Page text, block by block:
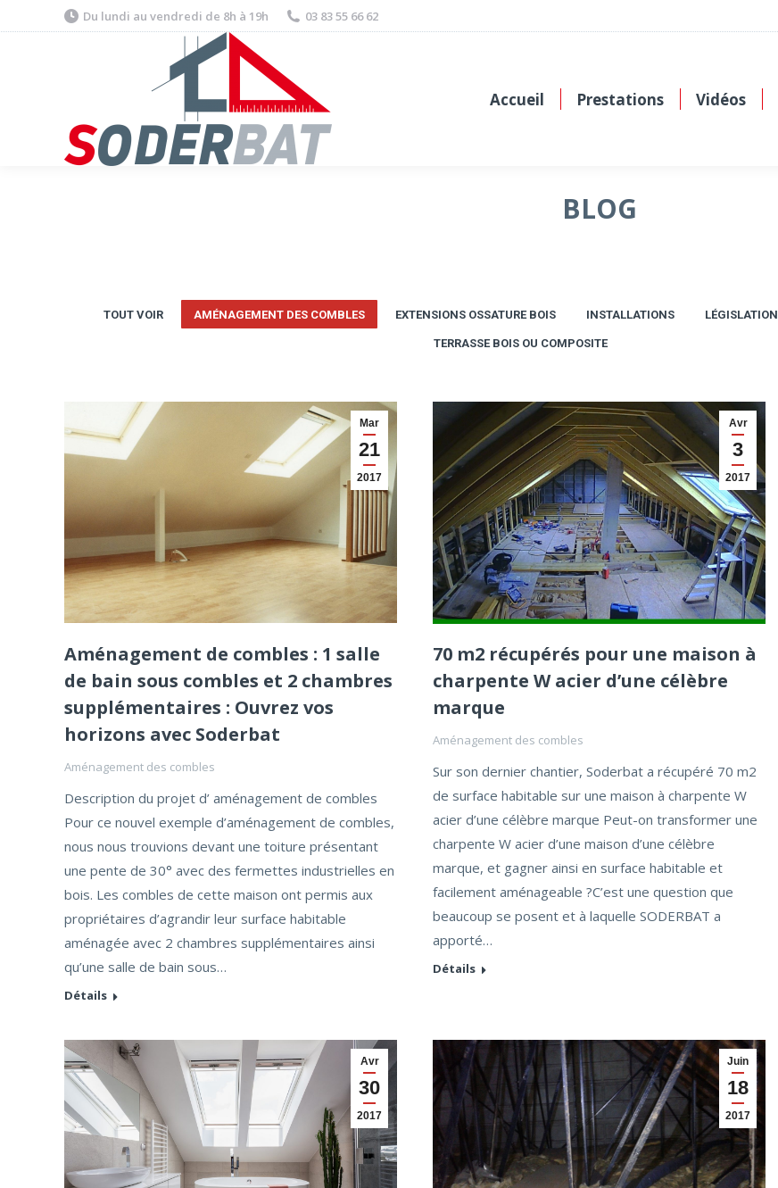
Du lundi au vendredi de 8h à 19h 03 83 55 66 62
Accueil Prestations Vidéos
BLOG
TOUT VOIR AMÉNAGEMENT DES COMBLES EXTENSIONS OSSATURE BOIS INSTALLATIONS LÉGISLATION
TERRASSE BOIS OU COMPOSITE
Mar
21
2017
Aménagement de combles : 1 salle
de bain sous combles et 2 chambres
supplémentaires : Ouvrez vos
horizons avec Soderbat
Aménagement des combles
Description du projet d’ aménagement de combles
Pour ce nouvel exemple d’aménagement de combles,
nous nous trouvions devant une toiture présentant
une pente de 30° avec des fermettes industrielles en
bois. Les combles de cette maison ont permis aux
propriétaires d’agrandir leur surface habitable
aménagée avec 2 chambres supplémentaires ainsi
qu’une salle de bain sous…
Détails
Avr
3
2017
70 m2 récupérés pour une maison à
charpente W acier d’une célèbre
marque
Aménagement des combles
Sur son dernier chantier, Soderbat a récupéré 70 m2
de surface habitable sur une maison à charpente W
acier d’une célèbre marque Peut-on transformer une
charpente W acier d’une maison d’une célèbre
marque, et gagner ainsi en surface habitable et
facilement aménageable ?C’est une question que
beaucoup se posent et à laquelle SODERBAT a
apporté…
Détails
Avr
30
2017
Juin
18
2017